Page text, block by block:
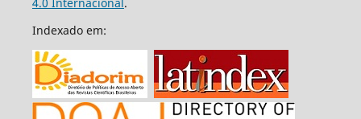
Indexado em: